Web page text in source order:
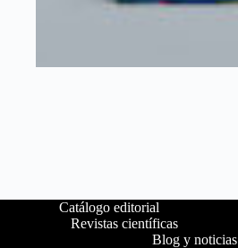
Catálogo editorial
Revistas científicas
Blog y noticias